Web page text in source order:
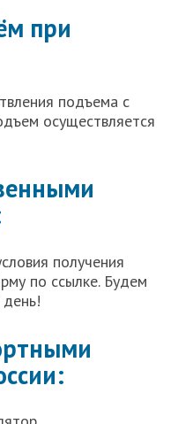
при
подъема с
осуществляется
получения
по ссылке. Будем